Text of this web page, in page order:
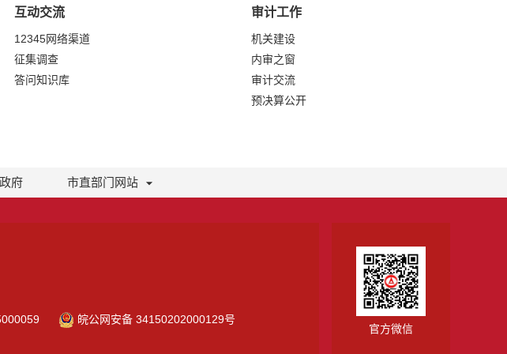
互动交流
12345网络渠道
征集调查
答问知识库
审计工作
机关建设
内审之窗
审计交流
预决算公开
府 市直部门网站
皖公网安备 34150202000129号
官方微信